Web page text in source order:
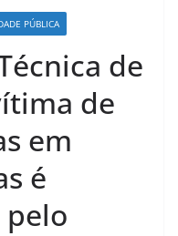
PÚBLICA
de
de
em
é
pelo